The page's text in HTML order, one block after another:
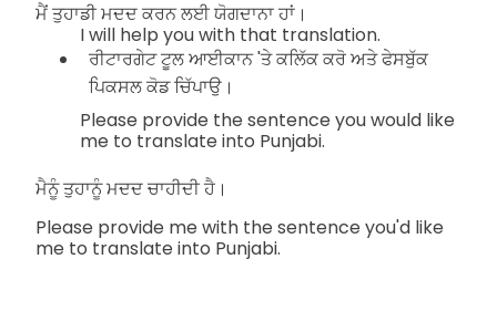
ਮੈਂ ਤੁਹਾਡੀ ਮਦਦ ਕਰਨ ਲਈ ਯੋਗਦਾਨਾ ਹਾਂ।
I will help you with that translation.
ਰੀਟਾਰਗੇਟ ਟੂਲ ਆਈਕਾਨ 'ਤੇ ਕਲਿੱਕ ਕਰੋ ਅਤੇ ਫੇਸਬੁੱਕ
ਪਿਕਸਲ ਕੋਡ ਚਿੱਪਾਉ।
Please provide the sentence you would like
me to translate into Punjabi.
ਮੈਨੂੰ ਤੁਹਾਨੂੰ ਮਦਦ ਚਾਹੀਦੀ ਹੈ।
Please provide me with the sentence you'd like
me to translate into Punjabi.